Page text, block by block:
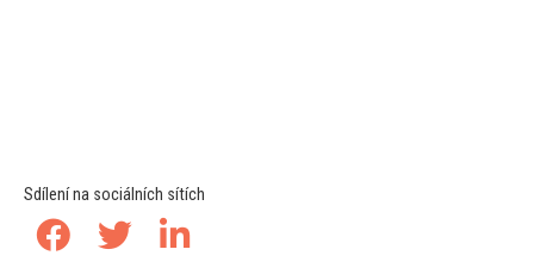
Sdílení na sociálních sítích